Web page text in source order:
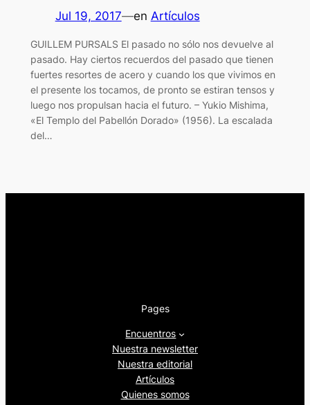
Jul 19, 2017—en Artículos
GUILLEM PURSALS El pasado no sólo nos devuelve al
pasado. Hay ciertos recuerdos del pasado que tienen
fuertes resortes de acero y cuando los que vivimos en
el presente los tocamos, de pronto se estiran tensos y
luego nos propulsan hacia el futuro. – Yukio Mishima,
«El Templo del Pabellón Dorado» (1956). La escalada
del…
Pages
Encuentros
Nuestra newsletter
Nuestra editorial
Artículos
Quienes somos